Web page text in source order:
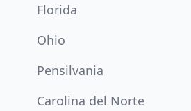
Florida
Ohio
Pensilvania
Carolina del Norte